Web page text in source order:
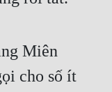
Miên
cho số ít